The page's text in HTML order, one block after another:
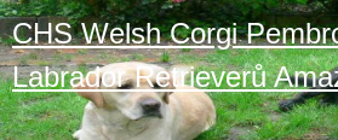
CHS Welsh Corgi
Labrador Retrieverů